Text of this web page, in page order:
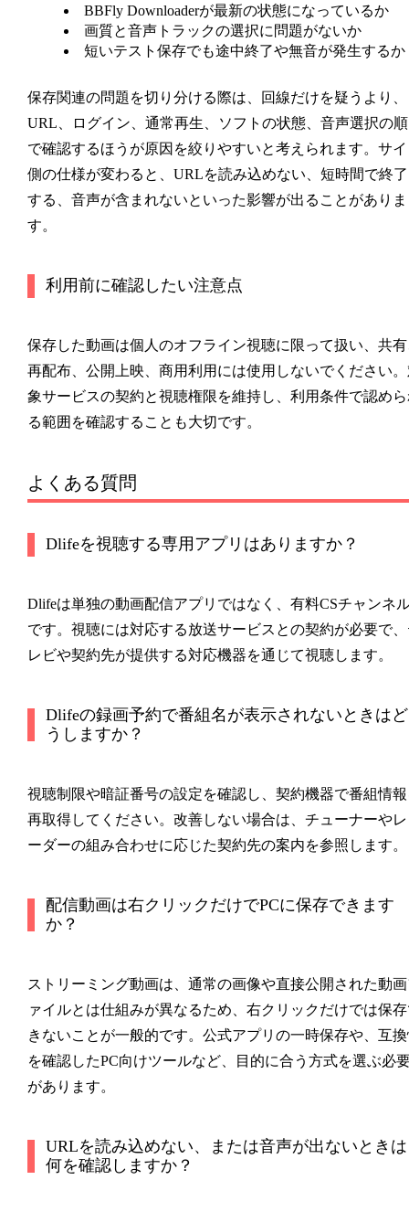
BBFly Downloaderが最新の状態になっているか
画質と音声トラックの選択に問題がないか
短いテスト保存でも途中終了や無音が発生するか
保存関連の問題を切り分ける際は、回線だけを疑うより、
URL、ログイン、通常再生、ソフトの状態、音声選択の順
で確認するほうが原因を絞りやすいと考えられます。サ
側の仕様が変わると、URLを読み込めない、短時間で終了
する、音声が含まれないといった影響が出ることがありま
す。
利用前に確認したい注意点
保存した動画は個人のオフライン視聴に限って扱い、共
再配布、公開上映、商用利用には使用しないでください
象サービスの契約と視聴権限を維持し、利用条件で認め
る範囲を確認することも大切です。
よくある質問
Dlifeを視聴する専用アプリはありますか？
Dlifeは単独の動画配信アプリではなく、有料CSチャンネ
です。視聴には対応する放送サービスとの契約が必要で
レビや契約先が提供する対応機器を通じて視聴します。
Dlifeの録画予約で番組名が表示されないときはど
うしますか？
視聴制限や暗証番号の設定を確認し、契約機器で番組情
再取得してください。改善しない場合は、チューナーや
ーダーの組み合わせに応じた契約先の案内を参照します。
配信動画は右クリックだけでPCに保存できます
か？
ストリーミング動画は、通常の画像や直接公開された動
ァイルとは仕組みが異なるため、右クリックだけでは保
きないことが一般的です。公式アプリの一時保存や、互
を確認したPC向けツールなど、目的に合う方式を選ぶ必
があります。
URLを読み込めない、または音声が出ないときは
何を確認しますか？